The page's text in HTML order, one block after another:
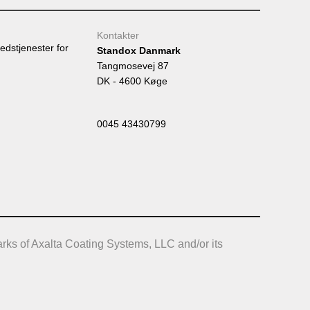
for
Kontakter
Standox Danmark
Tangmosevej 87
DK - 4600 Køge
0045 43430799
of Axalta Coating Systems, LLC and/or its